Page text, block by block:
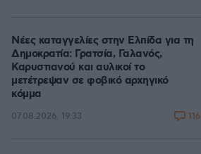
Νέες καταγγελίες στην Ελπίδα για τη
Δημοκρατία: Γρατσία, Γαλανός,
Καρυστιανού και αυλικοί το
μετέτρεψαν σε φοβικό αρχηγικό
κόμμα
07.08.2026, 19:33 116